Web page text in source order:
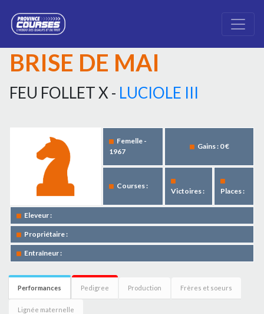
BRISE DE MAI
FEU FOLLET X - LUCIOLE III
Femelle -
1967
Gains : 0 €
Courses :
Victoires : Places :
Eleveur :
Propriétaire :
Entraîneur :
Performances Pedigree Production Frères et soeurs
Lignée maternelle